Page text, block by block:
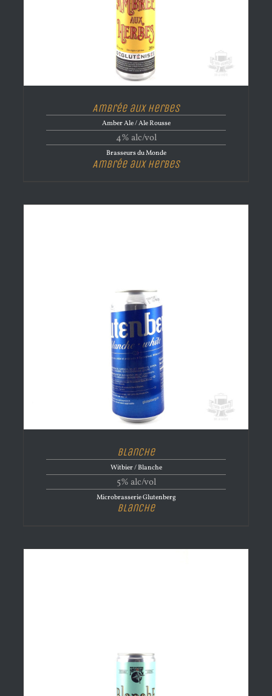
Ambrée aux herbes
Amber Ale / Ale Rousse
4% alc/vol
Brasseurs du Monde
Ambrée aux herbes
Blanche
Witbier / Blanche
5% alc/vol
Microbrasserie Glutenberg
Blanche